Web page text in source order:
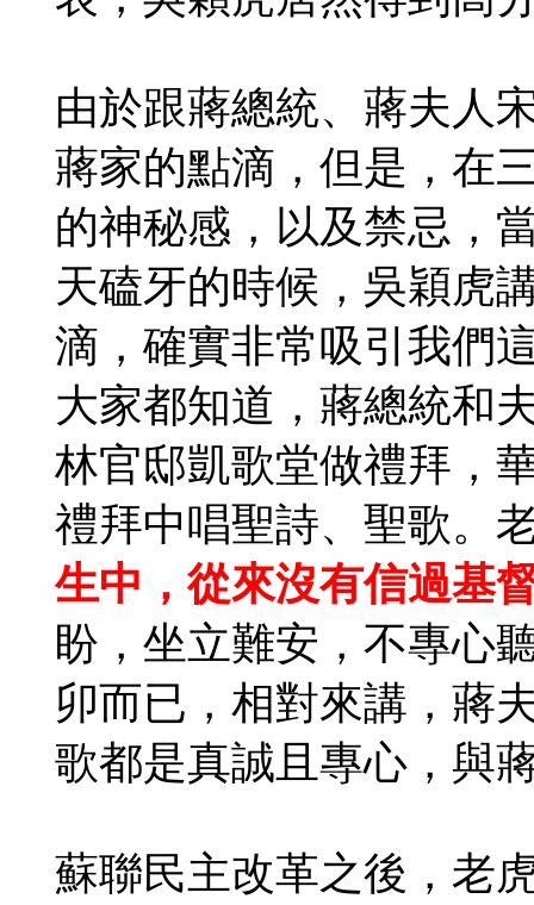
由於跟蔣總統、蔣夫人
蔣家的點滴，但是，在
的神秘感，以及禁忌，
天磕牙的時候，吳穎虎
滴，確實非常吸引我們
大家都知道，蔣總統和
林官邸凱歌堂做禮拜，
禮拜中唱聖詩、聖歌。
生中，從來沒有信過基
盼，坐立難安，不專心
卯而已，相對來講，蔣
歌都是真誠且專心，與
蘇聯民主改革之後，老